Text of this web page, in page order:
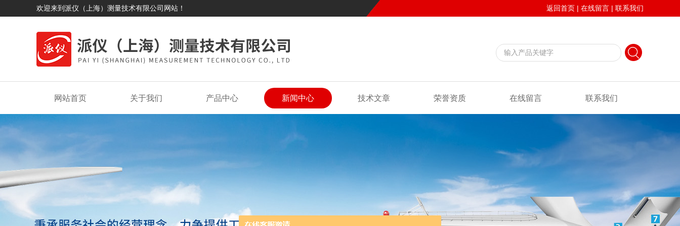
欢迎来到派仪（上海）测量技术有限公司网站！ 返回首页 | 在线留言 | 联系我们
网站首页 关于我们 产品中心 新闻中心 技术文章 荣誉资质 在线留言 联系我们